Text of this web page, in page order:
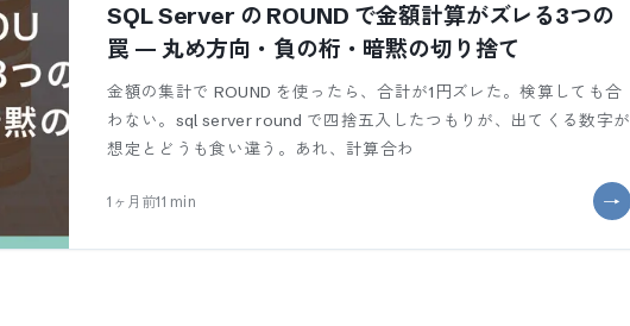
SQL Server の ROUND で金額計算がズレる3つの
罠 — 丸め方向・負の桁・暗黙の切り捨て
金額の集計で ROUND を使ったら、合計が1円ズレた。検算しても合
わない。sql server round で四捨五入したつもりが、出てくる数字が
想定とどうも食い違う。あれ、計算合わ
1ヶ月前11 min